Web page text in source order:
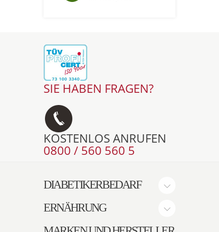
SIE HABEN FRAGEN?
KOSTENLOS ANRUFEN
0800 / 560 560 5
DIABETIKERBEDARF
ERNÄHRUNG